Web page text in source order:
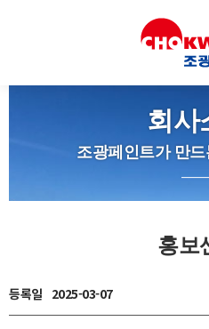
회사
조광페인트가 만
홍보
등록일 2025-03-07